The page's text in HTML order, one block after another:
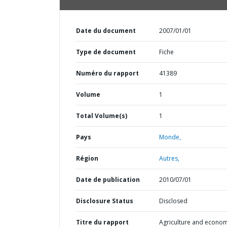
Date du document 2007/01/01
Type de document Fiche
Numéro du rapport 41389
Volume 1
Total Volume(s) 1
Pays Monde,
Région Autres,
Date de publication 2010/07/01
Disclosure Status Disclosed
Titre du rapport
Agriculture and